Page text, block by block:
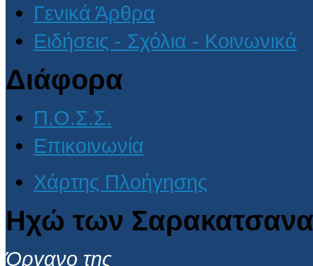
Γενικά Άρθρα
Ειδήσεις - Σχόλια - Κοινωνικά
Διάφορα
Π.Ο.Σ.Σ.
Επικοινωνία
Χάρτης Πλοήγησης
Ηχώ των
Όργανο της